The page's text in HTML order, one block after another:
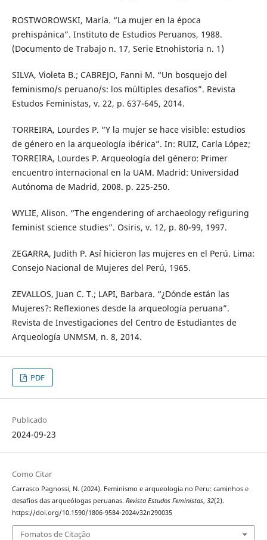
ROSTWOROWSKI, María. “La mujer en la época
prehispánica”. Instituto de Estudios Peruanos, 1988.
(Documento de Trabajo n. 17, Serie Etnohistoria n. 1)
SILVA, Violeta B.; CABREJO, Fanni M. “Un bosquejo del
feminismo/s peruano/s: los múltiples desafíos”. Revista
Estudos Feministas, v. 22, p. 637-645, 2014.
TORREIRA, Lourdes P. “Y la mujer se hace visible: estudios
de género en la arqueología ibérica”. In: RUIZ, Carla López;
TORREIRA, Lourdes P. Arqueología del género: Primer
encuentro internacional en la UAM. Madrid: Universidad
Autónoma de Madrid, 2008. p. 225-250.
WYLIE, Alison. “The engendering of archaeology refiguring
feminist science studies”. Osiris, v. 12, p. 80-99, 1997.
ZEGARRA, Judith P. Así hicieron las mujeres en el Perú. Lima:
Consejo Nacional de Mujeres del Perú, 1965.
ZEVALLOS, Juan C. T.; LAPI, Barbara. “¿Dónde están las
Mujeres?: Reflexiones desde la arqueología peruana”.
Revista de Investigaciones del Centro de Estudiantes de
Arqueología UNMSM, n. 8, 2014.
PDF
Publicado
2024-09-23
Como Citar
Carrasco Pagnossi, N. (2024). Feminismo e arqueologia no Peru: caminhos e
desafios das arqueólogas peruanas. Revista Estudos Feministas, 32(2).
https://doi.org/10.1590/1806-9584-2024v32n290035
Fomatos de Citação